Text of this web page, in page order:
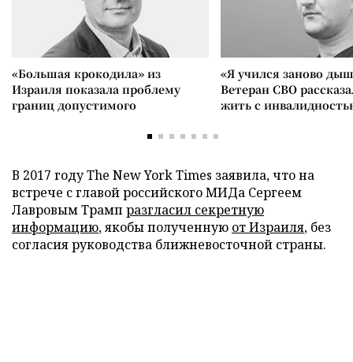
«Большая крокодила» из
Израиля показала проблему
границ допустимого
«Я учился заново
Ветеран СВО
жить с
В 2017 году The New York Times заявила, что на
встрече с главой российского МИДа Сергеем
Лавровым Трамп разгласил секретную
информацию, якобы полученную от Израиля, без
согласия руководства ближневосточной страны.